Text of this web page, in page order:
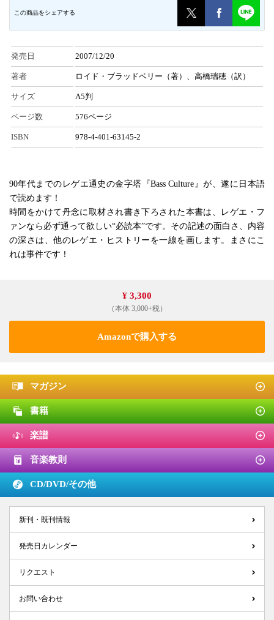
この商品をシェアする
発売日 2007/12/20
著者 ロイド・ブラッドベリー（著）、高橋瑞穂（訳）
サイズ A5判
ページ数 576ページ
ISBN 978-4-401-63145-2
90年代までのレゲエ通史の金字塔『Bass Culture』が、遂に日本語
で読めます！
時間をかけて丹念に取材され書き下ろされた本書は、レゲエ・フ
ァンなら必ず通って欲しい“必読本”です。その記述の面白さ、内容
の深さは、他のレゲエ・ヒストリーを一線を画します。まさにこ
れは事件です！
¥ 3,300
（本体 3,000+税）
Amazonで購入する
マガジン
書籍
楽譜
音楽教則
CD/DVD/その他
新刊・既刊情報
発売日カレンダー
リクエスト
お問い合わせ